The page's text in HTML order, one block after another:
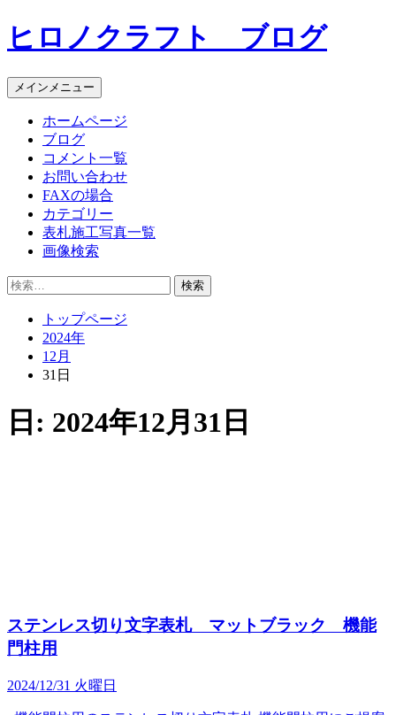
コ
ン
ン
ツ
ヒロノクラフト ブログ
メインメニュー
ホームページ
ブログ
コメント一覧
お問い合わせ
FAXの場合
カテゴリー
表札施工写真一覧
画像検索
検
トップページ
2024年
12月
31日
日: 2024年12月31日
ステンレス切り文字表札 マットブラック 機能
門柱用
2024/12/31 火曜日